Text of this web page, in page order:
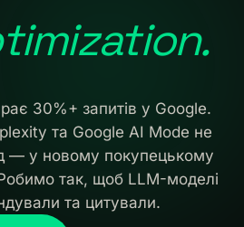
01
03
30%+ запитів у Google.
та Google AI Mode не
— у новому покупецькому
так, щоб LLM-моделі
та цитували.